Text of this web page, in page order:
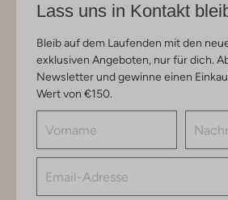
Lass uns in Kontakt
Bleib auf dem Laufenden mit den
exklusiven Angeboten, nur für dich.
Newsletter und gewinne einen
Wert von €150.